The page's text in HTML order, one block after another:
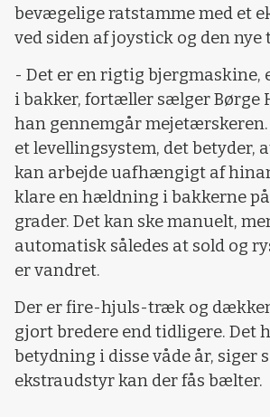
bevægelige ratstamme med et
ved siden af joystick og den
- Det er en rigtig bjergmaskine,
i bakker, fortæller sælger Børge
han gennemgår
et levellingsystem, det betyder,
kan arbejde uafhængigt af
klare en hældning i bakkerne
grader. Det kan ske manuelt,
automatisk således at sold og
er vandret.
Der er fire-hjuls-træk og
gjort bredere end tidligere. Det
betydning i disse våde år, siger
ekstraudstyr kan der fås bælter.